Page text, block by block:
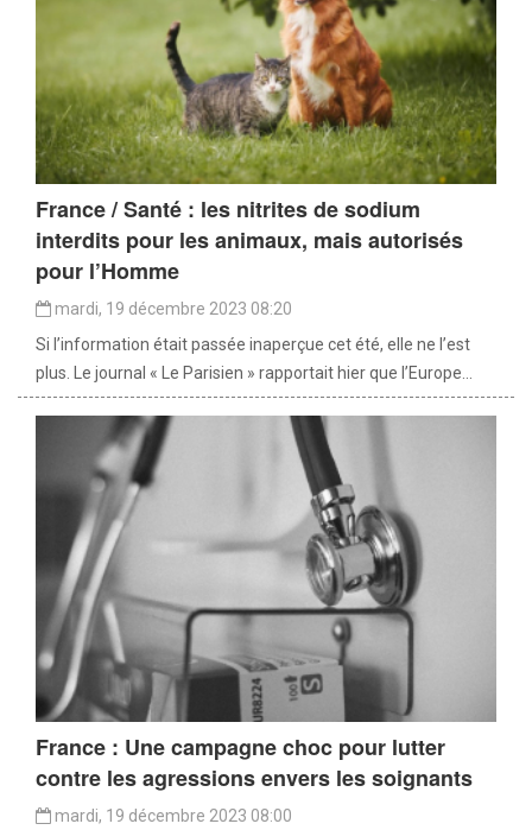
France / Santé : les nitrites de sodium
interdits pour les animaux, mais autorisés
pour l’Homme
mardi, 19 décembre 2023 08:20
Si l’information était passée inaperçue cet été, elle ne l’est
plus. Le journal « Le Parisien » rapportait hier que l’Europe...
France : Une campagne choc pour lutter
contre les agressions envers les soignants
mardi, 19 décembre 2023 08:00